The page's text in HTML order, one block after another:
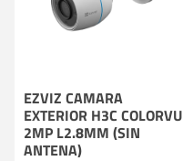
EZVIZ CAMARA
EXTERIOR H3C COLORVU
2MP L2.8MM (SIN
ANTENA)